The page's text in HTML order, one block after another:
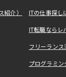
紹介） ITの仕事探
IT転職なら
フリーラン
プログラミ